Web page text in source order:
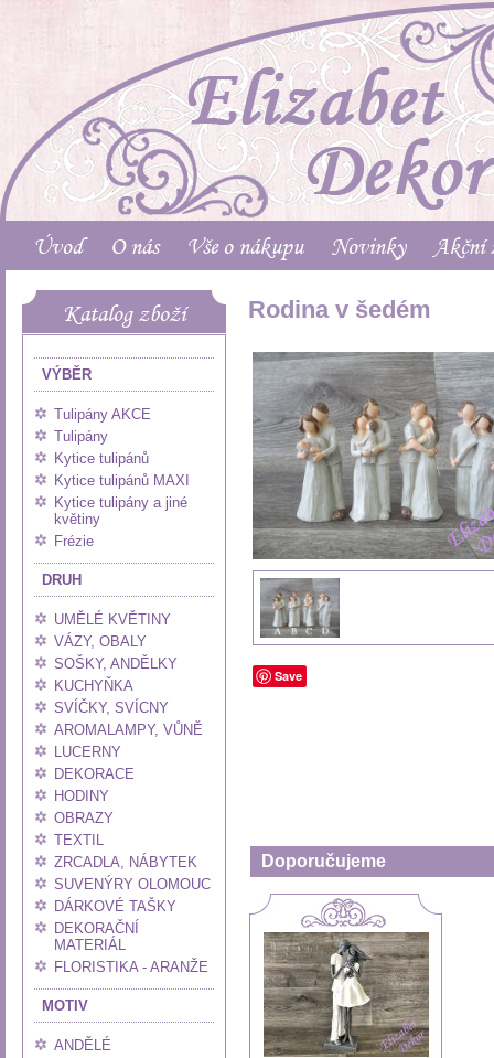
Úvod O nás Vše o nákupu Novinky Akční
Katalog zboží
VÝBĚR
Tulipány AKCE
Tulipány
Kytice tulipánů
Kytice tulipánů MAXI
Kytice tulipány a jiné
květiny
Frézie
DRUH
UMĚLÉ KVĚTINY
VÁZY, OBALY
SOŠKY, ANDĚLKY
KUCHYŇKA
SVÍČKY, SVÍCNY
AROMALAMPY, VŮNĚ
LUCERNY
DEKORACE
HODINY
OBRAZY
TEXTIL
ZRCADLA, NÁBYTEK
SUVENÝRY OLOMOUC
DÁRKOVÉ TAŠKY
DEKORAČNÍ
MATERIÁL
FLORISTIKA - ARANŽE
MOTIV
ANDĚLÉ
Rodina v šedém
Save
Doporučujeme